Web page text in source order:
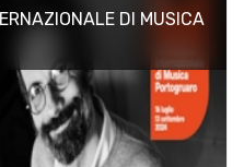
DI MUSICA